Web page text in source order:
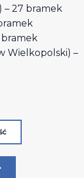
– 27 bramek
bramek
Wielkopolski) –